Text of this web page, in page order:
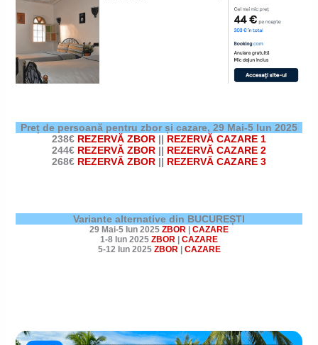
Preț de persoană pentru zbor și cazare, 29 Mai-5 Iun 2025
238€ REZERVĂ ZBOR || REZERVĂ CAZARE 1
244€ REZERVĂ ZBOR || REZERVĂ CAZARE 2
268€ REZERVĂ ZBOR || REZERVĂ CAZARE 3
Variante alternative din BUCUREȘTI
29 Mai-5 Iun 2025 ZBOR
CAZARE
1-8 Iun 2025 ZBOR
CAZARE
5-12 Iun 2025 ZBOR| CAZARE